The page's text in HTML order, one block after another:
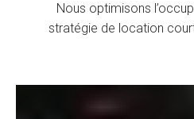
Nous optimisons
stratégie de location